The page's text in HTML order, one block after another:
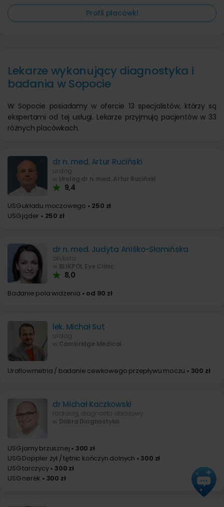
Profil placówki
Lekarze wykonujący diagnostyka i
badania w Sopocie
W Sopocie posiadamy w ofercie 13 specjalistów, którzy są
ekspertami od tej usługi. Lekarze przyjmują pacjentów w 33
różnych placówkach.
dr n. med. Artur Ruciński
urolog
w Urolog dr n. med. Artur Ruciński
9,4
USG układu moczowego • 250 zł
USG jąder • 250 zł
dr n. med. Judyta Aniśko-Słomińska
okulista
w BLIKPOL Eye Clinic
8,0
Badanie pola widzenia • od 90 zł
lek. Michał Sut
urolog
w Cambridge Medical
Uroflowmetria / badanie cewkowego przepływu moczu • 300 zł
dr Michał Kaczkowski
radiolog, diagnosta obrazowy
w Dobra Diagnostyka
USG jamy brzusznej • 300 zł
USG Doppler żył / tętnic kończyn dolnych • 300 zł
USG tarczycy• 300 zł
USG nerek • 300 zł